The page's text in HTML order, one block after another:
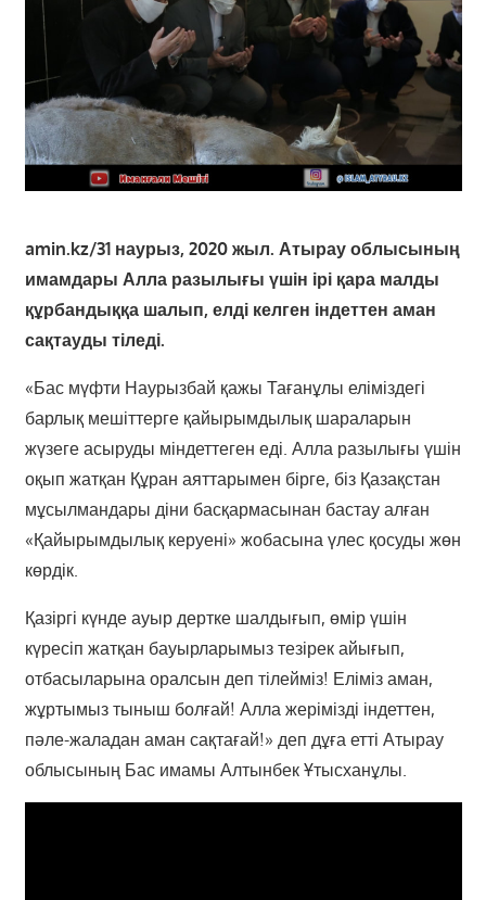
amin.kz/31 наурыз, 2020 жыл. Атырау облысының
имамдары Алла разылығы үшін ірі қара малды
құрбандыққа шалып, елді келген індеттен аман
сақтауды тіледі.
«Бас мүфти Наурызбай қажы Тағанұлы еліміздегі
барлық мешіттерге қайырымдылық шараларын
жүзеге асыруды міндеттеген еді. Алла разылығы үшін
оқып жатқан Құран аяттарымен бірге, біз Қазақстан
мұсылмандары діни басқармасынан бастау алған
«Қайырымдылық керуені» жобасына үлес қосуды жөн
көрдік.
Қазіргі күнде ауыр дертке шалдығып, өмір үшін
күресіп жатқан бауырларымыз тезірек айығып,
отбасыларына оралсын деп тілейміз! Еліміз аман,
жұртымыз тыныш болғай! Алла жерімізді індеттен,
пәле-жаладан аман сақтағай!» деп дұға етті Атырау
облысының Бас имамы Алтынбек Ұтысханұлы.